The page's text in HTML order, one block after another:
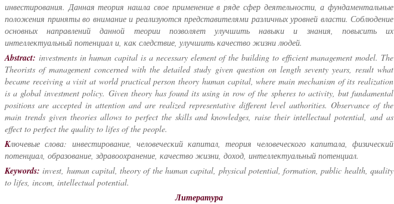
инвестирования. Данная теория нашла свое применение в ряде сфер деятельности, а фундаментальные
положения приняты во внимание и реализуются представителями различных уровней власти. Соблюдение
основных направлений данной теории позволяет улучшить навыки и знания, повысить их
интеллектуальный потенциал и, как следствие, улучшить качество жизни людей.
Abstract: investments in human capital is a necessary element of the building to efficient management model. The
Theorists of management concerned with the detailed study given question on length seventy years, result what
became receiving a visit at world practical person theory human capital, where main mechanism of its realization
is a global investment policy. Given theory has found its using in row of the spheres to activity, but fundamental
positions are accepted in attention and are realized representative different level authorities. Observance of the
main trends given theories allows to perfect the skills and knowledges, raise their intellectual potential, and as
effect to perfect the quality to lifes of the people.
Kлючевые слова: инвестирование, человеческий капитал, теория человеческого капитала, физический
потенциал, образование, здравоохранение, качество жизни, доход, интеллектуальный потенциал.
Keywords: invest, human capital, theory of the human capital, physical potential, formation, public health, quality
to lifes, incom, intellectual potential.
Литература